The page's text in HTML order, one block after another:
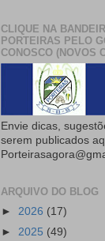
CLIQUE NA
PORTEIRAS PELO
CONOSCO (NOVOS
Envie dicas,
serem publicados
ARQUIVO DO BLOG
► 2026 (17)
► 2025 (49)